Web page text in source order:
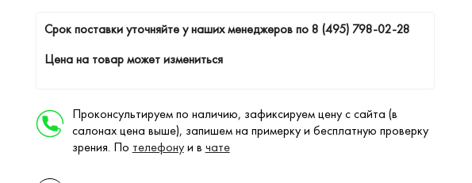
Cрок поставки уточняйте у наших менеджеров по8 (495) 798-02-28
Цена на товар может измениться
Проконсультируем по наличию, зафиксируем цену с сайта (в
салонах цена выше), запишем на примерку и бесплатную проверку
зрения. По телефонуи в чате